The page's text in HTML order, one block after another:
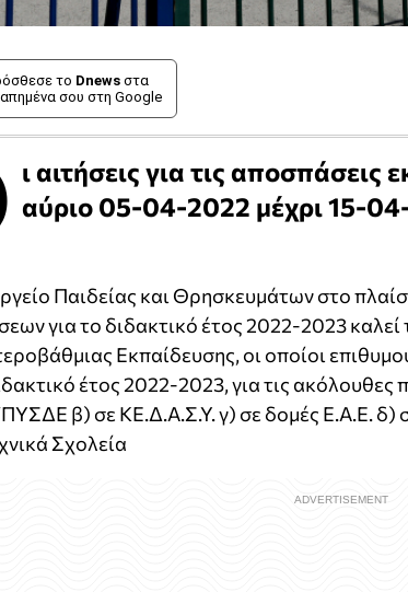
το Dnews στα
σου στη Google
ι αιτήσεις για τις αποσπάσεις
αύριο 05-04-2022 μέχρι 15-
Παιδείας και Θρησκευμάτων στο
για το διδακτικό έτος 2022-2023
Εκπαίδευσης, οι οποίοι
έτος 2022-2023, για τις
β) σε ΚΕ.Δ.Α.Σ.Υ. γ) σε δομές Ε.Α.Ε. δ)
Σχολεία